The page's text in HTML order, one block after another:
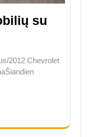
su
2012 Chevrolet